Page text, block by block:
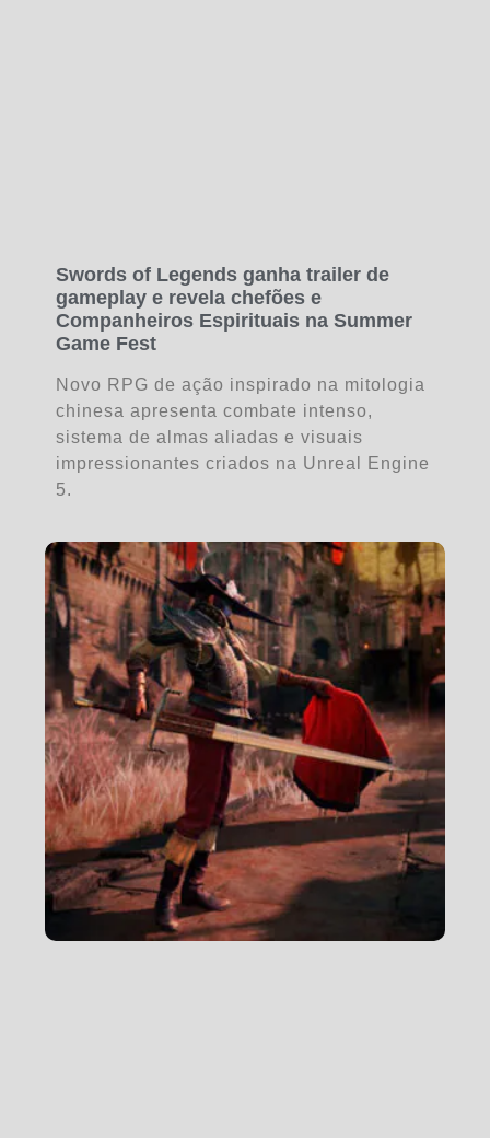
Swords of Legends ganha trailer de
gameplay e revela chefões e
Companheiros Espirituais na Summer
Game Fest
Novo RPG de ação inspirado na mitologia
chinesa apresenta combate intenso,
sistema de almas aliadas e visuais
impressionantes criados na Unreal Engine
5.